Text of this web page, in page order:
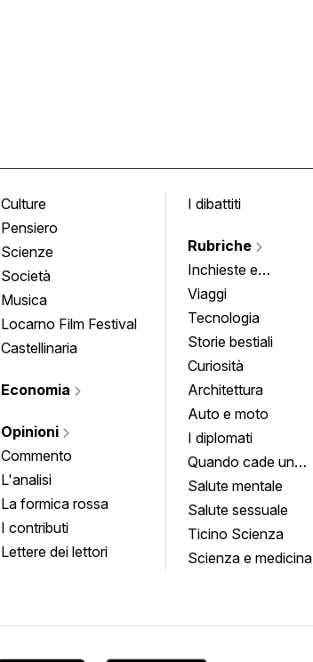
Culture
Pensiero
Scienze
Società
Musica
Locarno Film Festival
Castellinaria
Economia
Opinioni
Commento
L'analisi
La formica rossa
I contributi
Lettere dei lettori
I dibattiti
Rubriche
Inchieste e
approfondimenti
Viaggi
Tecnologia
Storie bestiali
Curiosità
Architettura
Auto e moto
I diplomati
Quando cade un
quadro
Salute mentale
Salute sessuale
Ticino Scienza
Scienza e medicina